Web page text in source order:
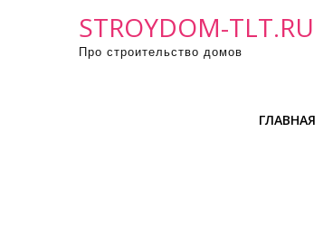
STROYDOM-TLT.RU
Про строительство домов
ГЛАВНАЯ